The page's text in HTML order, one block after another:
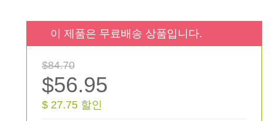
이 제품은 무료배송 상품입니다.
$84.70
$56.95
$ 27.75 할인